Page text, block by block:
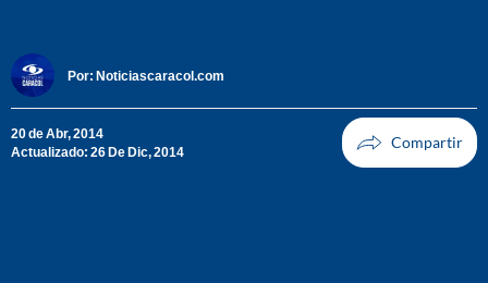
Por: Noticiascaracol.com
20 de Abr, 2014
Actualizado: 26 De Dic, 2014